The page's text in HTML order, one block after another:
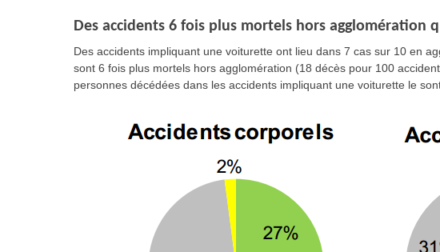
Des accidents 6 fois plus mortels hors agglomération
Des accidents impliquant une voiturette ont lieu dans 7 cas sur 10 en
sont 6 fois plus mortels hors agglomération (18 décès pour 100
personnes décédées dans les accidents impliquant une voiturette le